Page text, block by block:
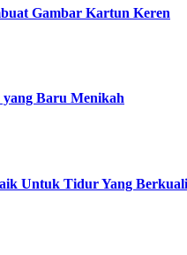
Gambar Kartun Keren
Baru Menikah
Untuk Tidur Yang